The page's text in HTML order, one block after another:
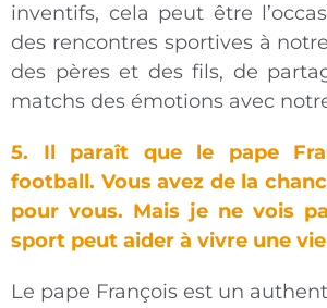
inventifs, cela peut être
des rencontres sportives à
des pères et des fils, de
matchs des émotions avec
5. Il paraît que le pape
football. Vous avez de la
pour vous. Mais je ne vois
sport peut aider à vivre une
Le pape François est un